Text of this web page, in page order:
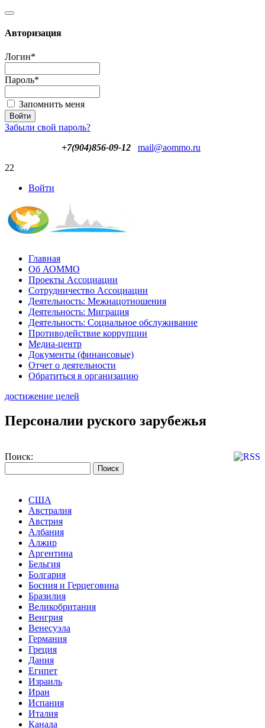
Авторизация
Логин*
Пароль*
Запомнить меня
Забыли свой пароль?
+7(904)856-09-12
mail@aommo.ru
22
Войти
Главная
Об АОММО
Проекты Ассоциации
Сотрудничество Ассоциации
Деятельность: Межнацотношения
Деятельность: Миграция
Деятельность: Социальное обслуживание
Противодействие коррупции
Медиа-центр
Документы (финансовые)
Отчет о деятельности
Обратиться в организацию
достижение целей
Персоналии руского зарубежья
Поиск:
США
Австралия
Австрия
Албания
Алжир
Аргентина
Бельгия
Болгария
Босния и Герцеговина
Бразилия
Великобритания
Венгрия
Венесуэла
Германия
Греция
Дания
Египет
Израиль
Иран
Испания
Италия
Канада